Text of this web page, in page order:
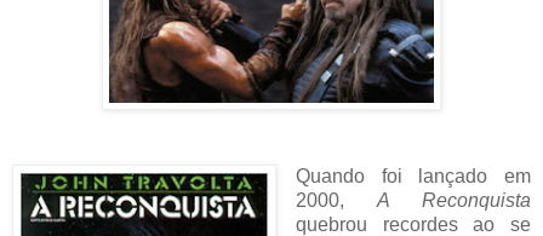
Quando foi lançado em
2000, A Reconquista
quebrou recordes ao se